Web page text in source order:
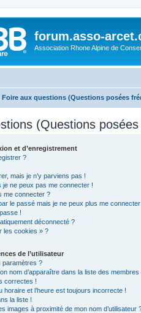
forum.asso-
Association Rhone Alpine de
Foire aux questions (Questions posées
(Questions
et d’enregistrement
?
mais je n’y parviens pas !
ne peux pas me connecter !
me connecter ?
le passé mais je ne peux plus me connecter
!
déconnecté ?
les cookies » ?
de l’utilisateur
paramètres ?
nom d’apparaître dans la liste des
correctes !
horaire et l’heure est toujours incorrecte !
la liste !
images à proximité de mon nom d’utilisateur